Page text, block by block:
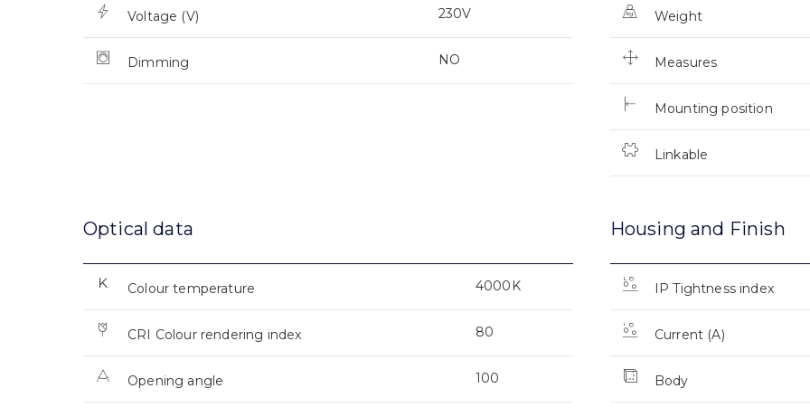
Voltage (V) 230V
Dimming NO
Weight
Measures
Mounting position
Linkable
Optical data
Colour temperature 4000K
CRI Colour rendering index 80
Opening angle 100
Housing and Finish
IP Tightness index
Current (A)
Body